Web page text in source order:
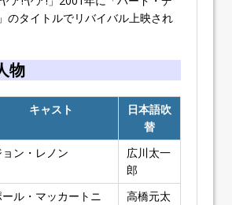
のタイトルでリバイバル上映され
物
キャスト
日本語吹
替
ョン・レノン
広川太一
郎
ル・マッカートニ
高橋元太